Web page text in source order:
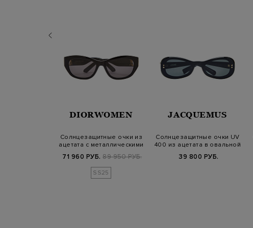
DIORWOMEN
Солнцезащитные очки из
ацетата с металлическими
вставк…
71 960 РУБ. 89 950 РУБ.
SS25
JACQUEMUS
Солнцезащитные очки UV
400 из ацетата в овальной
оправ…
39 800 РУБ.